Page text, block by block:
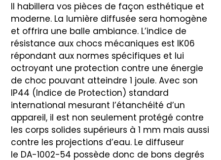
Il habillera vos pièces de façon esthétique et
moderne. La lumière diffusée sera homogène
et offrira une balle ambiance. L’indice de
résistance aux chocs mécaniques est IK06
répondant aux normes spécifiques et lui
octroyant une protection contre une énergie
de choc pouvant atteindre 1 joule. Avec son
IP44 (Indice de Protection) standard
international mesurant l’étanchéité d’un
appareil, il est non seulement protégé contre
les corps solides supérieurs à 1 mm mais aussi
contre les projections d’eau. Le diffuseur
le DA-1002-54 possède donc de bons degrés